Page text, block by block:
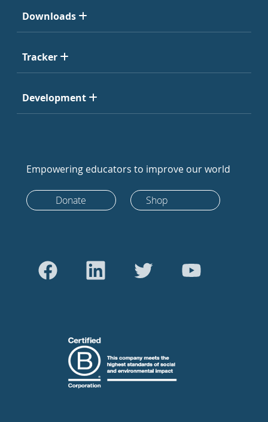
Downloads
Tracker
Development
Empowering educators to improve our world
Donate Shop